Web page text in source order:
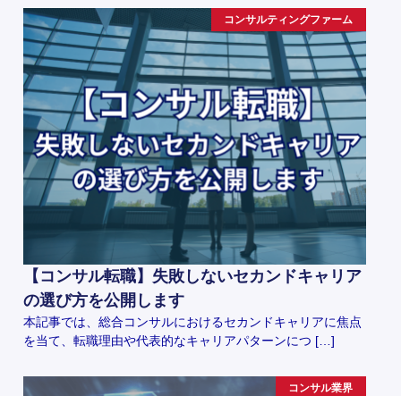
コンサルティングファーム
【コンサル転職】失敗しないセカンドキャリア
の選び方を公開します
本記事では、総合コンサルにおけるセカンドキャリアに焦点
を当て、転職理由や代表的なキャリアパターンにつ […]
コンサル業界